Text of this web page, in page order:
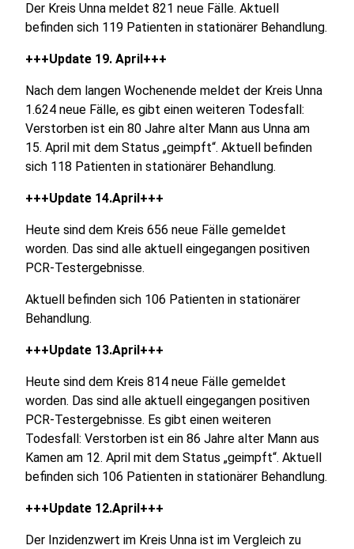
Der Kreis Unna meldet 821 neue Fälle. Aktuell
befinden sich 119 Patienten in stationärer Behandlung.
+++Update 19. April+++
Nach dem langen Wochenende meldet der Kreis Unna
1.624 neue Fälle, es gibt einen weiteren Todesfall:
Verstorben ist ein 80 Jahre alter Mann aus Unna am
15. April mit dem Status „geimpft“. Aktuell befinden
sich 118 Patienten in stationärer Behandlung.
+++Update 14.April+++
Heute sind dem Kreis 656 neue Fälle gemeldet
worden. Das sind alle aktuell eingegangen positiven
PCR-Testergebnisse.
Aktuell befinden sich 106 Patienten in stationärer
Behandlung.
+++Update 13.April+++
Heute sind dem Kreis 814 neue Fälle gemeldet
worden. Das sind alle aktuell eingegangen positiven
PCR-Testergebnisse. Es gibt einen weiteren
Todesfall: Verstorben ist ein 86 Jahre alter Mann aus
Kamen am 12. April mit dem Status „geimpft“. Aktuell
befinden sich 106 Patienten in stationärer Behandlung.
+++Update 12.April+++
Der Inzidenzwert im Kreis Unna ist im Vergleich zu